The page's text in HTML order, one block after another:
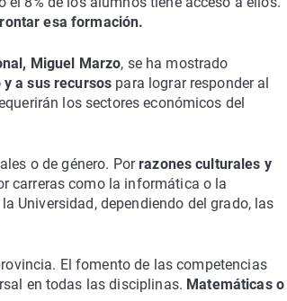
esa formación.
Miguel Marzo, se ha mostrado
a sus recursos para lograr responder al
los sectores económicos del
o de género. Porrazones culturales y
carreras como la informática o la
Universidad, dependiendo del grado, las
El fomento de las competencias
en todas las disciplinas. Matemáticas o